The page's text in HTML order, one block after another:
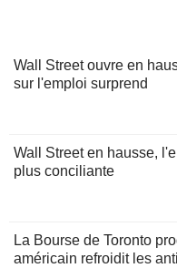
Wall Street ouvre en
sur l'emploi surprend
Wall Street en hausse,
plus conciliante
La Bourse de Toronto
américain refroidit les